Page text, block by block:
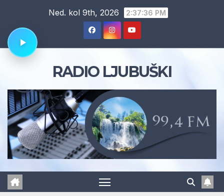
content
Ned. kol 9th, 2026 2:37:37 PM
RADIO LJUBUŠKI